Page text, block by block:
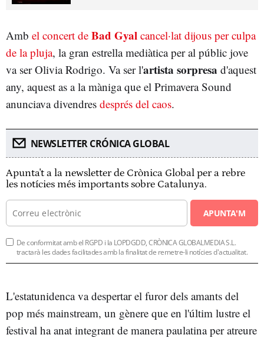
Amb el concert de Bad Gyal cancel·lat dijous per culpa
de la pluja, la gran estrella mediàtica per al públic jove
va ser Olivia Rodrigo. Va ser l'artista sorpresa d'aquest
any, aquest as a la màniga que el Primavera Sound
anunciava divendres després del caos.
NEWSLETTER CRÓNICA GLOBAL
Apunta't a la newsletter de Crònica Global per a rebre
les notícies més importants sobre Catalunya.
APUNTA'M
De conformitat amb el RGPD i la LOPDGDD, CRÒNICA GLOBALMEDIA S.L.
tractarà les dades facilitades amb la finalitat de remetre-li notícies d'actualitat.
L'estatunidenca va despertar el furor dels amants del
pop més mainstream, un gènere que en l'últim lustre el
festival ha anat integrant de manera paulatina per atreure